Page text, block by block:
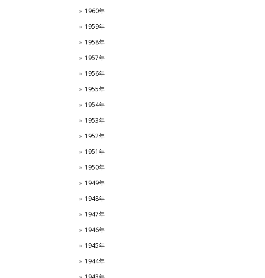
1960年
1959年
1958年
1957年
1956年
1955年
1954年
1953年
1952年
1951年
1950年
1949年
1948年
1947年
1946年
1945年
1944年